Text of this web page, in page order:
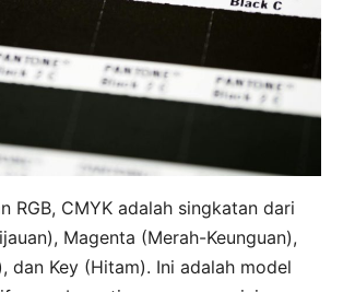
RGB, CMYK adalah singkatan dari
Magenta (Merah-Keunguan),
dan Key (Hitam). Ini adalah model